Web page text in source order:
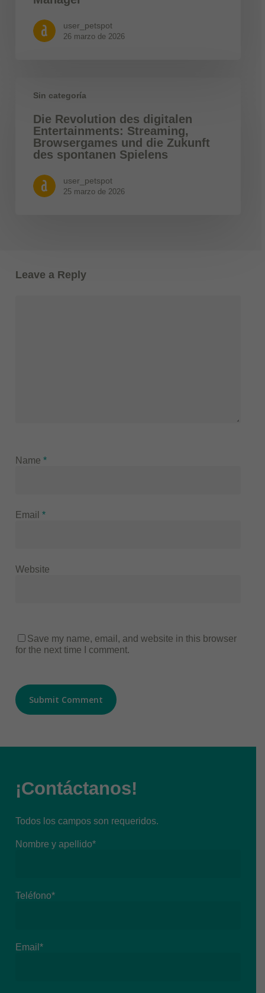
user_petspot
26 marzo de 2026
Sin categoría
Die Revolution des digitalen
Entertainments: Streaming,
Browsergames und die Zukunft
des spontanen Spielens
user_petspot
25 marzo de 2026
Leave a Reply
Name *
Email *
Website
Save my name, email, and website in this browser
for the next time I comment.
¡Contáctanos!
Todos los campos son requeridos.
Nombre y apellido*
Teléfono*
Email*